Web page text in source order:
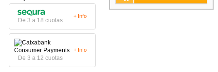
De 3 a 18 cuotas
+ Info
De 3 a 12 cuotas
+ Info